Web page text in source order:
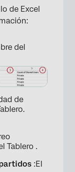
de Excel
del
de
Tablero .
:El